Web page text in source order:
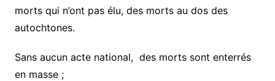
morts qui n’ont pas élu, des morts au dos des
autochtones.
Sans aucun acte national, des morts sont enterrés
en masse ;